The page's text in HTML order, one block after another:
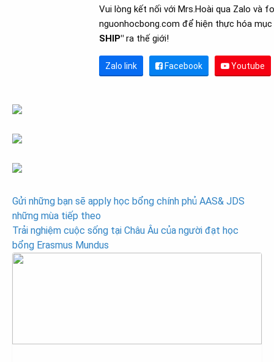
Vui lòng kết nối với Mrs.Hoài qua Zalo và
nguonhocbong.com để hiện thực hóa
SHIP" ra thế giới!
Zalo link Facebook Youtube
Post
navigation
Gửi những bạn sẽ apply học bổng chính phủ AAS& JDS
những mùa tiếp theo
Trải nghiệm cuộc sống tại Châu Âu của người đạt học
bổng Erasmus Mundus